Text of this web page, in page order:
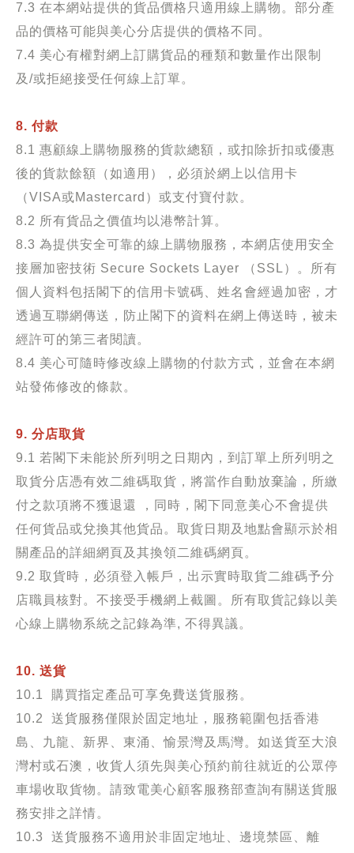
7.3 在本網站提供的貨品價格只適用線上購物。部分產
品的價格可能與美心分店提供的價格不同。
7.4 美心有權對網上訂購貨品的種類和數量作出限制
及/或拒絕接受任何線上訂單。
8. 付款
8.1 惠顧線上購物服務的貨款總額，或扣除折扣或優惠
後的貨款餘額（如適用），必須於網上以信用卡
（VISA或Mastercard）或支付寶付款。
8.2 所有貨品之價值均以港幣計算。
8.3 為提供安全可靠的線上購物服務，本網店使用安全
接層加密技術 Secure Sockets Layer （SSL）。所有
個人資料包括閣下的信用卡號碼、姓名會經過加密，才
透過互聯網傳送，防止閣下的資料在網上傳送時，被未
經許可的第三者閱讀。
8.4 美心可隨時修改線上購物的付款方式，並會在本網
站發佈修改的條款。
9. 分店取貨
9.1 若閣下未能於所列明之日期內，到訂單上所列明之
取貨分店憑有效二維碼取貨，將當作自動放棄論，所繳
付之款項將不獲退還 ，同時，閣下同意美心不會提供
任何貨品或兌換其他貨品。取貨日期及地點會顯示於相
關產品的詳細網頁及其換領二維碼網頁。
9.2 取貨時，必須登入帳戶，出示實時取貨二維碼予分
店職員核對。不接受手機網上截圖。所有取貨記錄以美
心線上購物系統之記錄為準, 不得異議。
10. 送貨
10.1 購買指定產品可享免費送貨服務。
10.2 送貨服務僅限於固定地址，服務範圍包括香港
島、九龍、新界、東涌、愉景灣及馬灣。如送貨至大浪
灣村或石澳，收貨人須先與美心預約前往就近的公眾停
車場收取貨物。請致電美心顧客服務部查詢有關送貨服
務安排之詳情。
10.3 送貨服務不適用於非固定地址、邊境禁區、離